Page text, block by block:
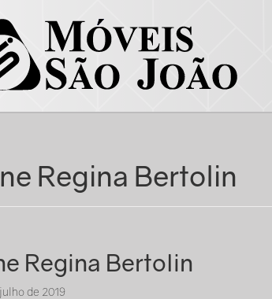
Regina Bertolin
Regina Bertolin
de 2019